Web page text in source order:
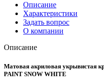
Описание
Характеристики
Задать вопрос
О компании
Описание
Матовая акриловая укрывистая
PAINT SNOW WHITE